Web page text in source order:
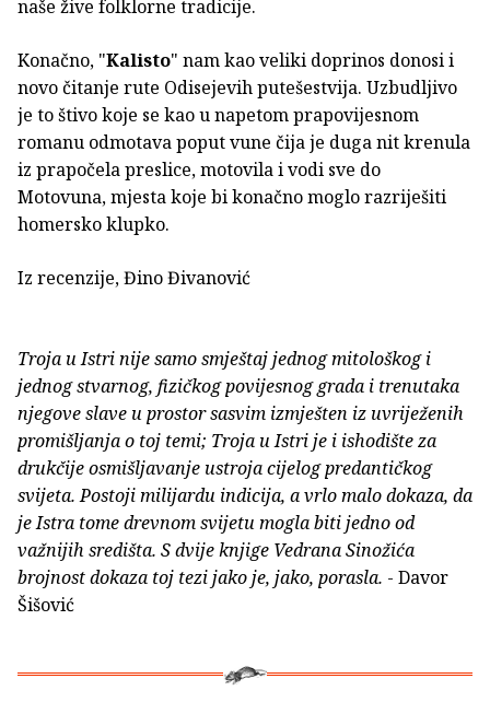
naše žive folklorne tradicije.
Konačno, "Kalisto" nam kao veliki doprinos donosi i
novo čitanje rute Odisejevih putešestvija. Uzbudljivo
je to štivo koje se kao u napetom prapovijesnom
romanu odmotava poput vune čija je duga nit krenula
iz prapočela preslice, motovila i vodi sve do
Motovuna, mjesta koje bi konačno moglo razriješiti
homersko klupko.
Iz recenzije, Đino Đivanović
Troja u Istri nije samo smještaj jednog mitološkog i
jednog stvarnog, fizičkog povijesnog grada i trenutaka
njegove slave u prostor sasvim izmješten iz uvriježenih
promišljanja o toj temi; Troja u Istri je i ishodište za
drukčije osmišljavanje ustroja cijelog predantičkog
svijeta. Postoji milijardu indicija, a vrlo malo dokaza, da
je Istra tome drevnom svijetu mogla biti jedno od
važnijih središta. S dvije knjige Vedrana Sinožića
brojnost dokaza toj tezi jako je, jako, porasla. - Davor
Šišović